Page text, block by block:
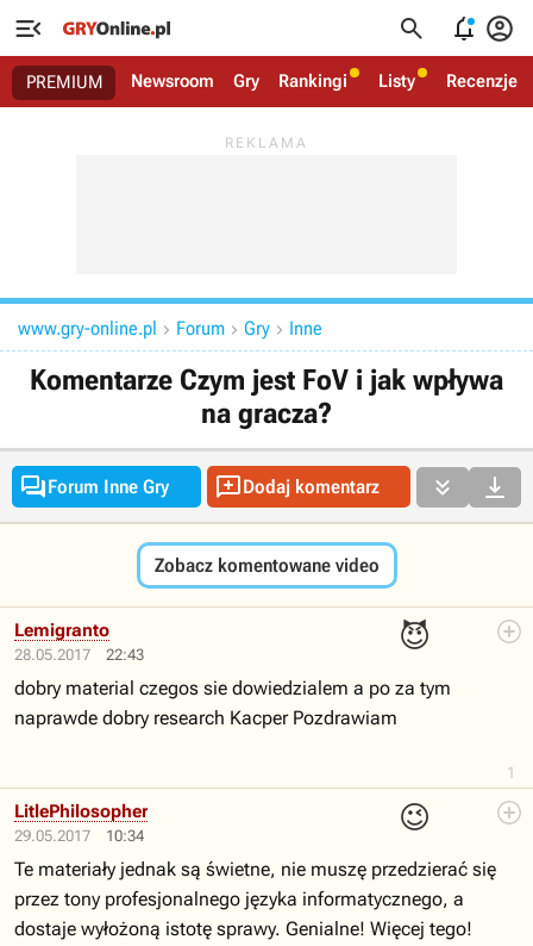
   
PREMIUM Newsroom Gry Rankingi Listy Recenzje
www.gry-online.pl  Forum  Gry  Inne
Komentarze Czym jest FoV i jak wpływa
na gracza?
Forum Inne Gry Dodaj komentarz  
Zobacz komentowane video
28.05.2017 22:43
😈
1
Lemigranto
dobry material czegos sie dowiedzialem a po za tym
naprawde dobry research Kacper Pozdrawiam
29.05.2017 10:34
😉
LitlePhilosopher
Te materiały jednak są świetne, nie muszę przedzierać się
przez tony profesjonalnego języka informatycznego, a
dostaje wyłożoną istotę sprawy. Genialne! Więcej tego!